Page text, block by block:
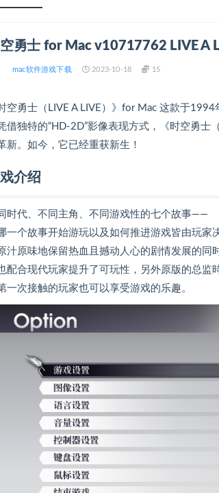
勇士 for Mac v10717762 LIVE A
mac软件游戏下载 2023-10-18 15
空勇士（LIVE A LIVE）》for Mac 这款于
借独特的“HD-2D”影像表现方式，《时空勇士
新。如今，它已经重获新生！
介绍
时代、不同主角、不同游戏性的七个故事——
一个故事开始游玩以及如何推进游戏皆由玩家
汁原味地保留热血且撼动人心的剧情发展的同
配合现代玩家提升了可玩性，另外原版的总监
一次接触的玩家也可以享受游戏的乐趣。